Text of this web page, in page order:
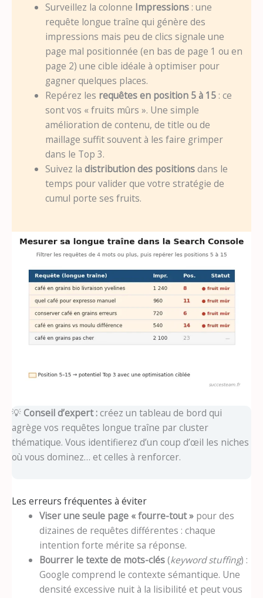
Surveillez la colonne Impressions: une
requête longue traîne qui génère des
impressions mais peu de clics signale une
page mal positionnée (en bas de page 1 ou en
page 2) une cible idéale à optimiser pour
gagner quelques places.
Repérez les requêtes en position 5 à 15: ce
sont vos « fruits mûrs ». Une simple
amélioration de contenu, de title ou de
maillage suffit souvent à les faire grimper
dans le Top 3.
Suivez la distribution des positionsdans le
temps pour valider que votre stratégie de
cumul porte ses fruits.
💡Conseil d’expert :créez un tableau de bord qui
agrège vos requêtes longue traîne par cluster
thématique. Vous identifierez d’un coup d’œil les niches
où vous dominez… et celles à renforcer.
Les erreurs fréquentes à éviter
Viser une seule page « fourre-tout »pour des
dizaines de requêtes différentes : chaque
intention forte mérite sa réponse.
Bourrer le texte de mots-clés(keyword stuffing) :
Google comprend le contexte sémantique. Une
densité excessive nuit à la lisibilité et peut vous